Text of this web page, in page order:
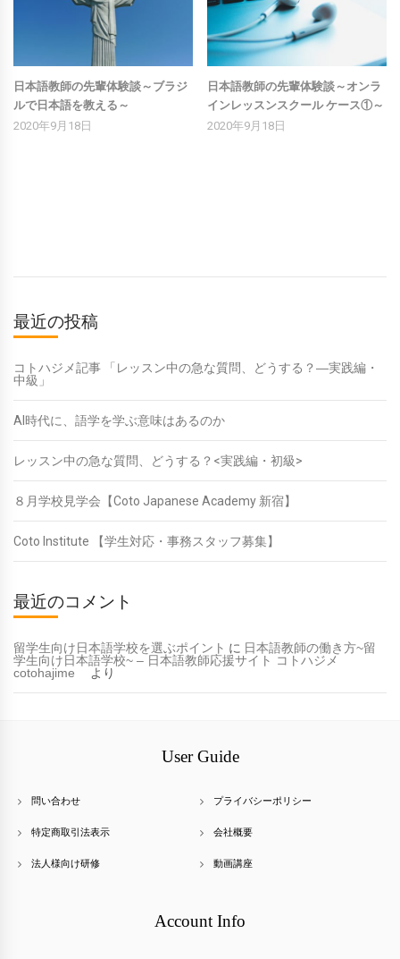
日本語教師の先輩体験談～ブラジ
ルで日本語を教える～
2020年9月18日
日本語教師の先輩体験談～オンラ
インレッスンスクール ケース①～
2020年9月18日
最近の投稿
コトハジメ記事 「レッスン中の急な質問、どうする？―実践編・
中級」
AI時代に、語学を学ぶ意味はあるのか
レッスン中の急な質問、どうする？<実践編・初級>
８月学校見学会【Coto Japanese Academy 新宿】
Coto Institute 【学生対応・事務スタッフ募集】
最近のコメント
留学生向け日本語学校を選ぶポイント に 日本語教師の働き方~留
学生向け日本語学校~ – 日本語教師応援サイト コトハジメ
cotohajime
より
User Guide
問い合わせ プライバシーポリシー
特定商取引法表示 会社概要
法人様向け研修 動画講座
Account Info